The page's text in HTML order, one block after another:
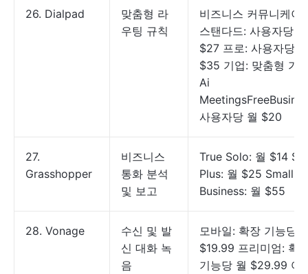
26. Dialpad
맞춤형 라
우팅 규칙
비즈니스 커뮤니케이
스탠다드: 사용자당 월
$27 프로: 사용자당
$35 기업: 맞춤형 가
Ai
사용자당 월 $20
27.
Grasshopper
비즈니스
통화 분석
및 보고
True Solo: 월 $14
Plus: 월 $25 Small
Business: 월 $55
28. Vonage
수신 및 발
신 대화 녹
음
모바일: 확장 기능당
$19.99 프리미엄: 확
기능당 월 $29.99 어